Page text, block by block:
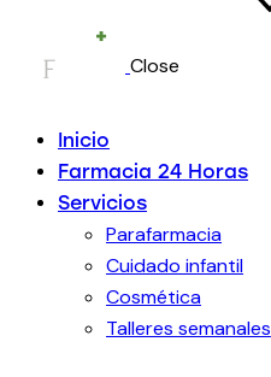
Close
Inicio
Farmacia 24 Horas
Servicios
Parafarmacia
Cuidado infantil
Cosmética
Talleres semanales